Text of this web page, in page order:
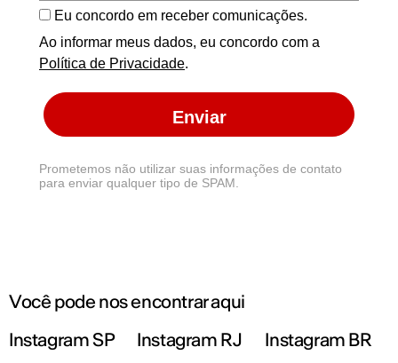
Eu concordo em receber comunicações.
Ao informar meus dados, eu concordo com a
Política de Privacidade.
Enviar
Prometemos não utilizar suas informações de contato
para enviar qualquer tipo de SPAM.
Você pode nos encontrar aqui
Instagram SP
Instagram RJ
Instagram BR